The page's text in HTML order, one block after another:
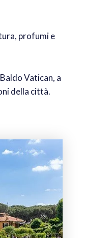
profumi e
Vatican, a
della città.